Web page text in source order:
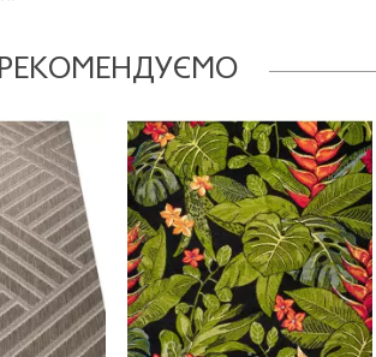
РЕКОМЕНДУЄМО